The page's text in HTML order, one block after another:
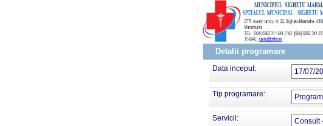
Detalii programare
Data inceput: 17/07/
Tip programare:
Servicii: Consult